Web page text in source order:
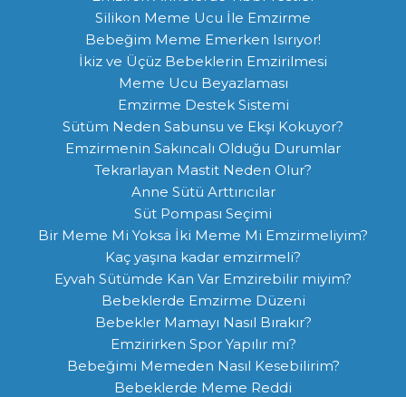
Silikon Meme Ucu İle Emzirme
Bebeğim Meme Emerken Isırıyor!
İkiz ve Üçüz Bebeklerin Emzirilmesi
Meme Ucu Beyazlaması
Emzirme Destek Sistemi
Sütüm Neden Sabunsu ve Ekşi Kokuyor?
Emzirmenin Sakıncalı Olduğu Durumlar
Tekrarlayan Mastit Neden Olur?
Anne Sütü Arttırıcılar
Süt Pompası Seçimi
Bir Meme Mi Yoksa İki Meme Mi Emzirmeliyim?
Kaç yaşına kadar emzirmeli?
Eyvah Sütümde Kan Var Emzirebilir miyim?
Bebeklerde Emzirme Düzeni
Bebekler Mamayı Nasıl Bırakır?
Emzirirken Spor Yapılır mı?
Bebeğimi Memeden Nasıl Kesebilirim?
Bebeklerde Meme Reddi